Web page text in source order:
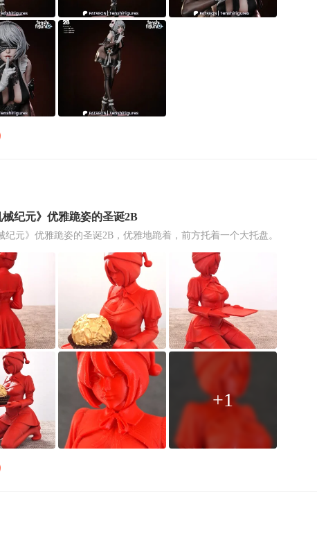
械纪元》优雅跪姿的圣诞2B
纪元》优雅跪姿的圣诞2B，优雅地跪着，前方托着一个大托盘。
+1